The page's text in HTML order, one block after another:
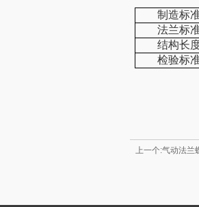
制造标
法兰标
结构长
检验标
上一个:气动法兰